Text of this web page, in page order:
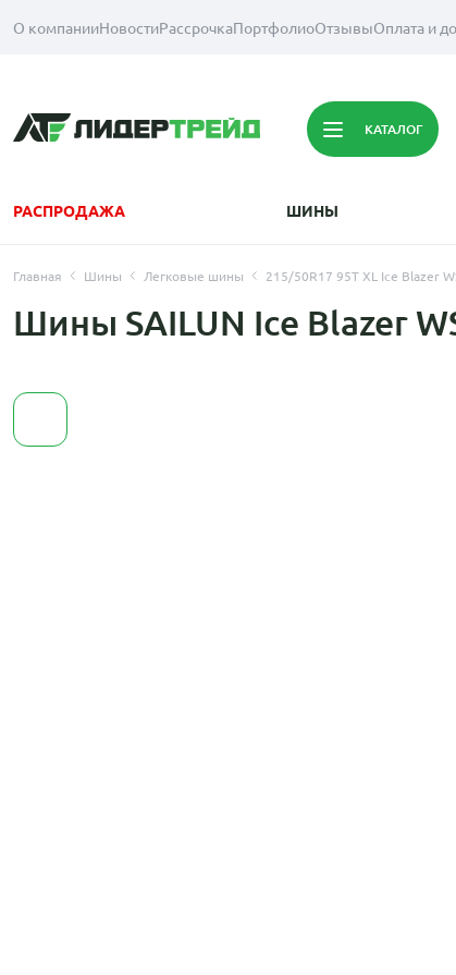
О компанииНовостиРассрочкаПортфолиоОтзывыОплата и
КАТАЛОГ
РАСПРОДАЖА ШИНЫ
Главная Шины Легковые шины 215/50R17 95T XL Ice Blazer
Шины SAILUN Ice Blazer